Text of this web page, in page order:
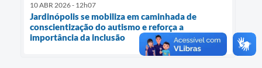
10 ABR 2026 - 12h07
Jardinópolis se mobiliza em caminhada de
conscientização do autismo e reforça a
importância da inclusão